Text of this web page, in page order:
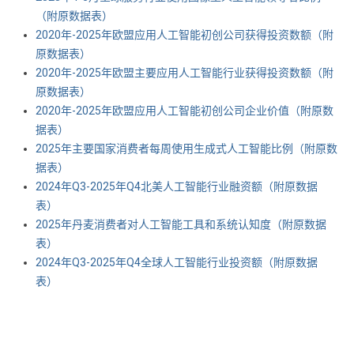
（附原数据表） ​​​
2020年-2025年欧盟应用人工智能初创公司获得投资数额（附
原数据表） ​​​
2020年-2025年欧盟主要应用人工智能行业获得投资数额（附
原数据表） ​​​
2020年-2025年欧盟应用人工智能初创公司企业价值（附原数
据表） ​​​
2025年主要国家消费者每周使用生成式人工智能比例（附原数
据表） ​​​
2024年Q3-2025年Q4北美人工智能行业融资额（附原数据
表） ​​​
2025年丹麦消费者对人工智能工具和系统认知度（附原数据
表） ​​​
2024年Q3-2025年Q4全球人工智能行业投资额（附原数据
表） ​​​